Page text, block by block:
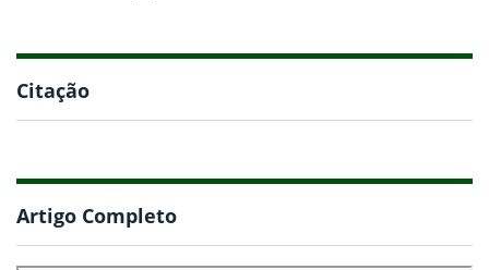
Citação
Artigo Completo